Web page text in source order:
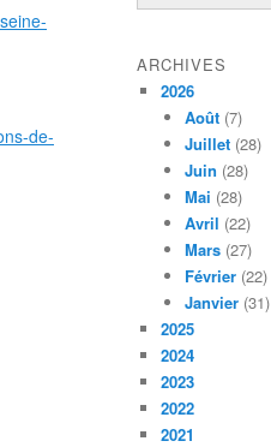
de-
ARCHIVES
2026
Août (7)
Juillet (28)
Juin (28)
Mai (28)
Avril (22)
Mars (27)
Février (22)
Janvier (31)
2025
2024
2023
2022
2021